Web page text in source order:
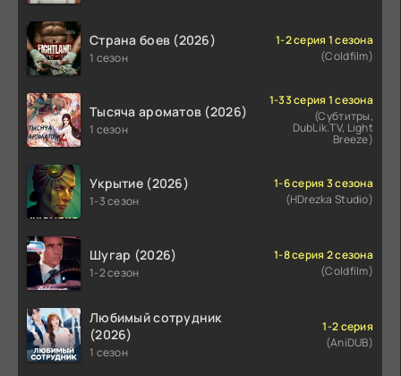
Страна боев (2026)
1 сезон
1-2 серия 1 сезона
(Coldfilm)
Тысяча ароматов (2026)
1 сезон
1-33 серия 1 сезона
(Субтитры,
DubLik.TV, Light
Breeze)
Укрытие (2026)
1-3 сезон
1-6 серия 3 сезона
(HDrezka Studio)
Шугар (2026)
1-2 сезон
1-8 серия 2 сезона
(Coldfilm)
Любимый сотрудник
(2026)
1 сезон
1-2 серия
(AniDUB)